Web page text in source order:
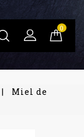
0
Miel de